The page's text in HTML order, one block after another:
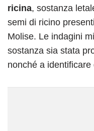
ricina, sostanza
semi di ricino
Molise. Le indagini
sostanza sia stata
nonché a